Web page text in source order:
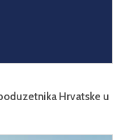
Hrvatske u